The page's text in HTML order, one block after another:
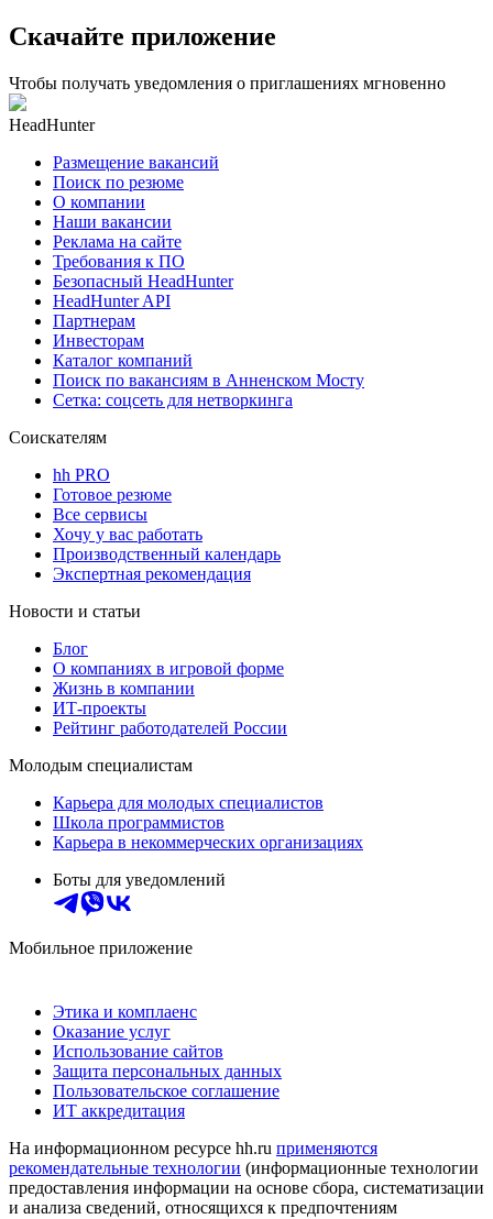
Скачайте приложение
Чтобы получать уведомления о приглашениях мгновенно
HeadHunter
Размещение вакансий
Поиск по резюме
О компании
Наши вакансии
Реклама на сайте
Требования к ПО
Безопасный HeadHunter
HeadHunter API
Партнерам
Инвесторам
Каталог компаний
Поиск по вакансиям в Анненском Мосту
Сетка: соцсеть для нетворкинга
Соискателям
hh PRO
Готовое резюме
Все сервисы
Хочу у вас работать
Производственный календарь
Экспертная рекомендация
Новости и статьи
Блог
О компаниях в игровой форме
Жизнь в компании
ИТ-проекты
Рейтинг работодателей России
Молодым специалистам
Карьера для молодых специалистов
Школа программистов
Карьера в некоммерческих организациях
Боты для уведомлений
Мобильное приложение
Этика и комплаенс
Оказание услуг
Использование сайтов
Защита персональных данных
Пользовательское соглашение
ИТ аккредитация
На информационном ресурсе hh.ru применяются
рекомендательные технологии (информационные технологии
предоставления информации на основе сбора, систематизации
и анализа сведений, относящихся к предпочтениям